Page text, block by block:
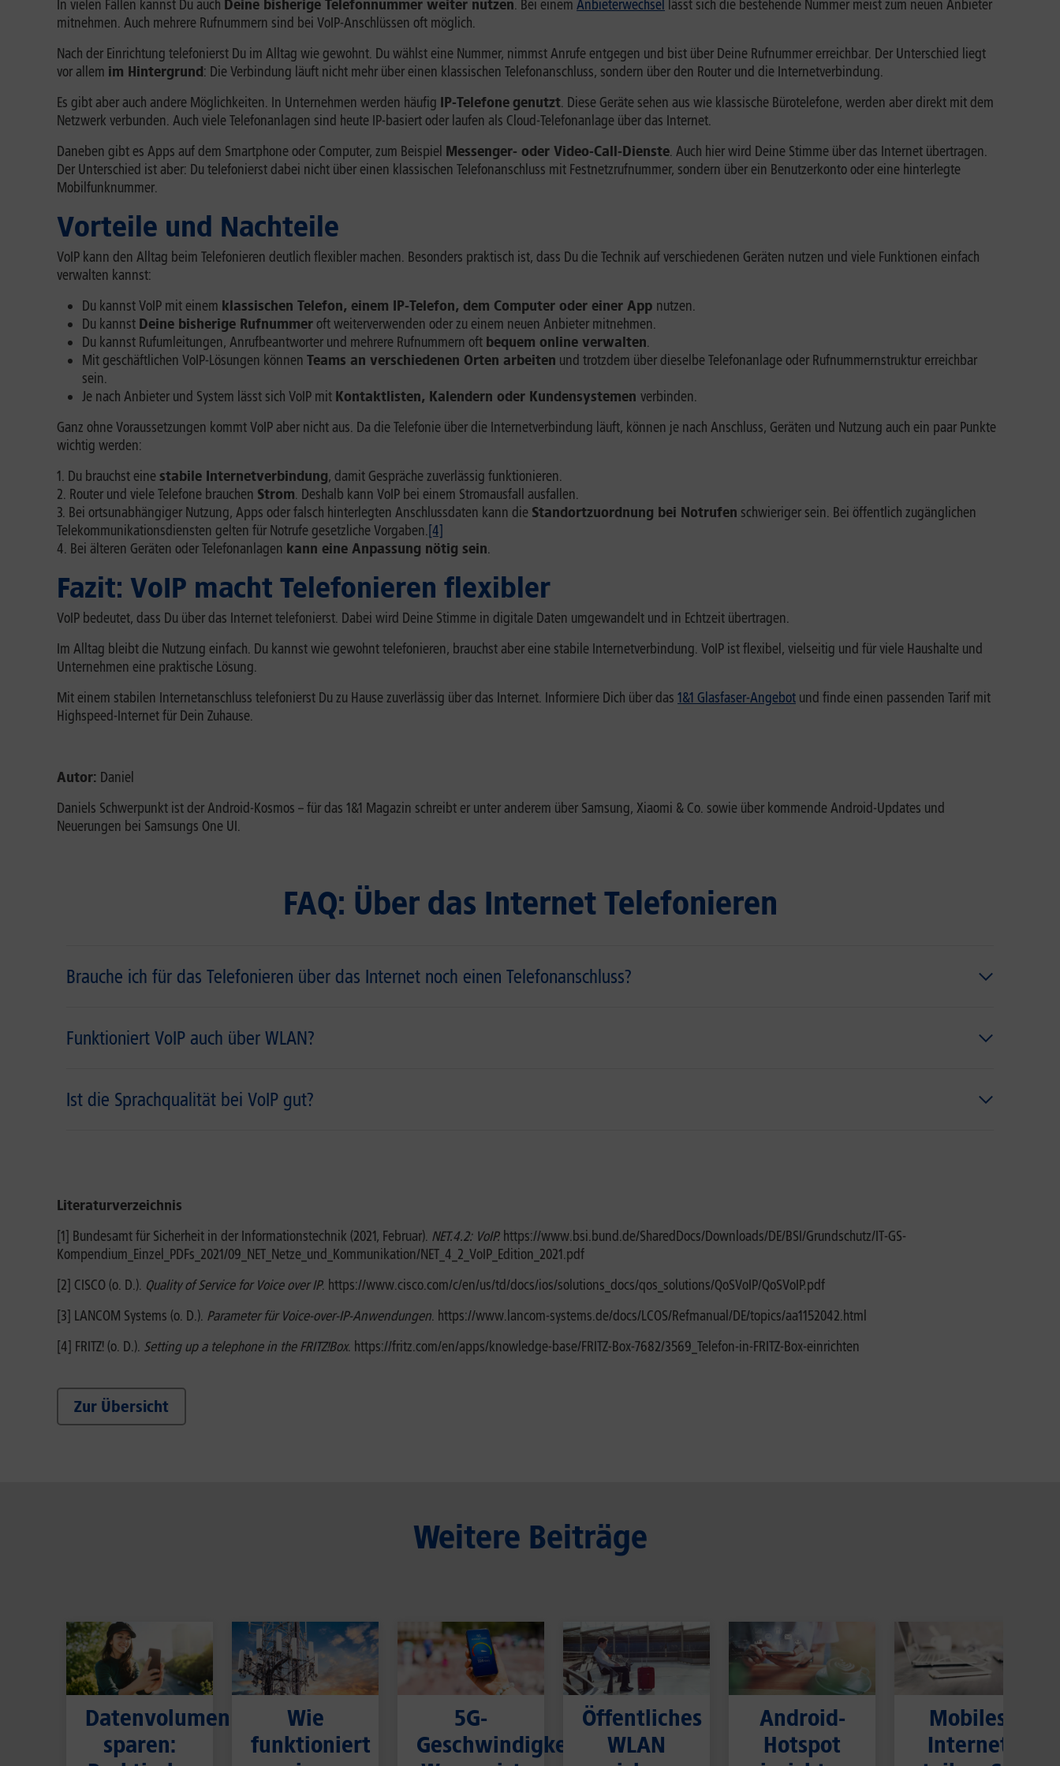
In vielen Fällen kannst Du auch Deine bisherige Telefonnummer weiter nutzen. Bei einem Anbieterwechsel lässt sich die bestehende Nummer meist zum neuen Anbieter
mitnehmen. Auch mehrere Rufnummern sind bei VoIP-Anschlüssen oft möglich.
Nach der Einrichtung telefonierst Du im Alltag wie gewohnt. Du wählst eine Nummer, nimmst Anrufe entgegen und bist über Deine Rufnummer erreichbar. Der Unterschied liegt
vor allem im Hintergrund: Die Verbindung läuft nicht mehr über einen klassischen Telefonanschluss, sondern über den Router und die Internetverbindung.
Es gibt aber auch andere Möglichkeiten. In Unternehmen werden häufig IP-Telefonegenutzt. Diese Geräte sehen aus wie klassische Bürotelefone, werden aber direkt mit dem
Netzwerk verbunden. Auch viele Telefonanlagen sind heute IP-basiert oder laufen als Cloud-Telefonanlage über das Internet.
Daneben gibt es Apps auf dem Smartphone oder Computer, zum Beispiel Messenger- oder Video-Call-Dienste. Auch hier wird Deine Stimme über das Internet übertragen.
Der Unterschied ist aber: Du telefonierst dabei nicht über einen klassischen Telefonanschluss mit Festnetzrufnummer, sondern über ein Benutzerkonto oder eine hinterlegte
Mobilfunknummer.
Vorteile und Nachteile
VoIP kann den Alltag beim Telefonieren deutlich flexibler machen. Besonders praktisch ist, dass Du die Technik auf verschiedenen Geräten nutzen und viele Funktionen einfach
verwalten kannst:
Du kannst VoIP mit einem klassischen Telefon, einem IP-Telefon, dem Computer oder einer App nutzen.
Du kannst Deine bisherige Rufnummeroft weiterverwenden oder zu einem neuen Anbieter mitnehmen.
Du kannst Rufumleitungen, Anrufbeantworter und mehrere Rufnummern oft bequem online verwalten.
Mit geschäftlichen VoIP-Lösungen können Teams an verschiedenen Orten arbeiten und trotzdem über dieselbe Telefonanlage oder Rufnummernstruktur erreichbar
sein.
Je nach Anbieter und System lässt sich VoIP mit Kontaktlisten, Kalendern oder Kundensystemen verbinden.
Ganz ohne Voraussetzungen kommt VoIP aber nicht aus. Da die Telefonie über die Internetverbindung läuft, können je nach Anschluss, Geräten und Nutzung auch ein paar Punkte
wichtig werden:
Du brauchst eine stabile Internetverbindung, damit Gespräche zuverlässig funktionieren.
Router und viele Telefone brauchen Strom. Deshalb kann VoIP bei einem Stromausfall ausfallen.
Bei ortsunabhängiger Nutzung, Apps oder falsch hinterlegten Anschlussdaten kann die Standortzuordnung bei Notrufen schwieriger sein. Bei öffentlich zugänglichen
Telekommunikationsdiensten gelten für Notrufe gesetzliche Vorgaben.[4]
Bei älteren Geräten oder Telefonanlagen kann eine Anpassung nötig sein.
Fazit: VoIP macht Telefonieren flexibler
VoIP bedeutet, dass Du über das Internet telefonierst. Dabei wird Deine Stimme in digitale Daten umgewandelt und in Echtzeit übertragen.
Im Alltag bleibt die Nutzung einfach. Du kannst wie gewohnt telefonieren, brauchst aber eine stabile Internetverbindung. VoIP ist flexibel, vielseitig und für viele Haushalte und
Unternehmen eine praktische Lösung.
Mit einem stabilen Internetanschluss telefonierst Du zu Hause zuverlässig über das Internet. Informiere Dich über das 1&1 Glasfaser-Angebot und finde einen passenden Tarif mit
Highspeed-Internet für Dein Zuhause.
Autor: Daniel
Daniels Schwerpunkt ist der Android-Kosmos – für das 1&1 Magazin schreibt er unter anderem über Samsung, Xiaomi & Co. sowie über kommende Android-Updates und
Neuerungen bei Samsungs One UI.
FAQ: Über das Internet Telefonieren
Brauche ich für das Telefonieren über das Internet noch einen Telefonanschluss?
Funktioniert VoIP auch über WLAN?
Ist die Sprachqualität bei VoIP gut?
Literaturverzeichnis
[1] Bundesamt für Sicherheit in der Informationstechnik (2021, Februar). NET.4.2: VoIP. https://www.bsi.bund.de/SharedDocs/Downloads/DE/BSI/Grundschutz/IT-GS-
Kompendium_Einzel_PDFs_2021/09_NET_Netze_und_Kommunikation/NET_4_2_VoIP_Edition_2021.pdf
[2] CISCO (o. D.). Quality of Service for Voice over IP. https://www.cisco.com/c/en/us/td/docs/ios/solutions_docs/qos_solutions/QoSVoIP/QoSVoIP.pdf
[3] LANCOM Systems (o. D.). Parameter für Voice-over-IP-Anwendungen. https://www.lancom-systems.de/docs/LCOS/Refmanual/DE/topics/aa1152042.html
[4] FRITZ! (o. D.). Setting up a telephone in the FRITZ!Box. https://fritz.com/en/apps/knowledge-base/FRITZ-Box-7682/3569_Telefon-in-FRITZ-Box-einrichten
Zur Übersicht
Weitere Beiträge
Datenvolumen
sparen:
Wie
funktioniert
5G-
Geschwindigkeit:
Öffentliches
WLAN
Android-
Hotspot
Mobiles
Internet